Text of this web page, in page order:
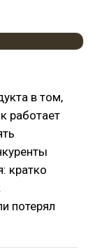
в том,
работает
кратко
потерял